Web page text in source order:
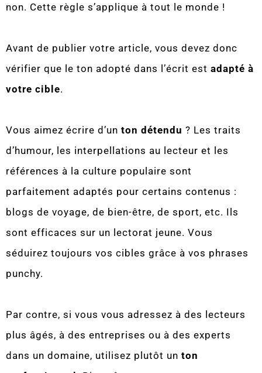
non. Cette règle s’applique à tout le monde !
Avant de publier votre article, vous devez donc
vérifier que le ton adopté dans l’écrit est adapté à
votre cible.
Vous aimez écrire d’un ton détendu ? Les traits
d’humour, les interpellations au lecteur et les
références à la culture populaire sont
parfaitement adaptés pour certains contenus :
blogs de voyage, de bien-être, de sport, etc. Ils
sont efficaces sur un lectorat jeune. Vous
séduirez toujours vos cibles grâce à vos phrases
punchy.
Par contre, si vous vous adressez à des lecteurs
plus âgés, à des entreprises ou à des experts
dans un domaine, utilisez plutôt un ton